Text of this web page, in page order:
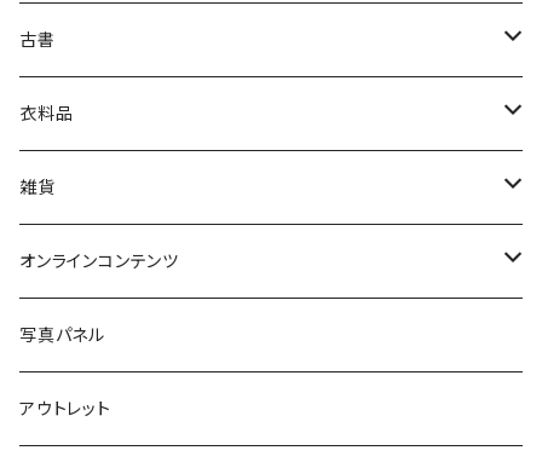
絵本・児童書
娯楽・エンターテインメント
古書
古書セット
美術
衣料品
POLEWARDS
Tシャツ
雑貨
バッグ
ブックカバー
マグカップ
オンラインコンテンツ
冒険クロストーク
写真パネル
アウトレット